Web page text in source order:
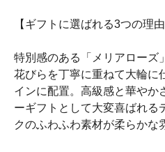
【ギフトに選ばれる3つの理由
特別感のある「メリアローズ
花びらを丁寧に重ねて大輪に
インに配置。高級感と華やか
ーギフトとして大変喜ばれる
クのふわふわ素材が柔らかな